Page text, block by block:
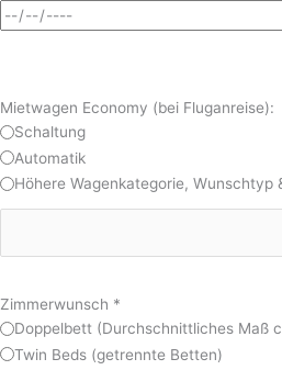
Mietwagen Economy (bei Fluganreise):
Schaltung
Automatik
Höhere Wagenkategorie, Wunschtyp
Zimmerwunsch *
Doppelbett (Durchschnittliches Maß
Twin Beds (getrennte Betten)